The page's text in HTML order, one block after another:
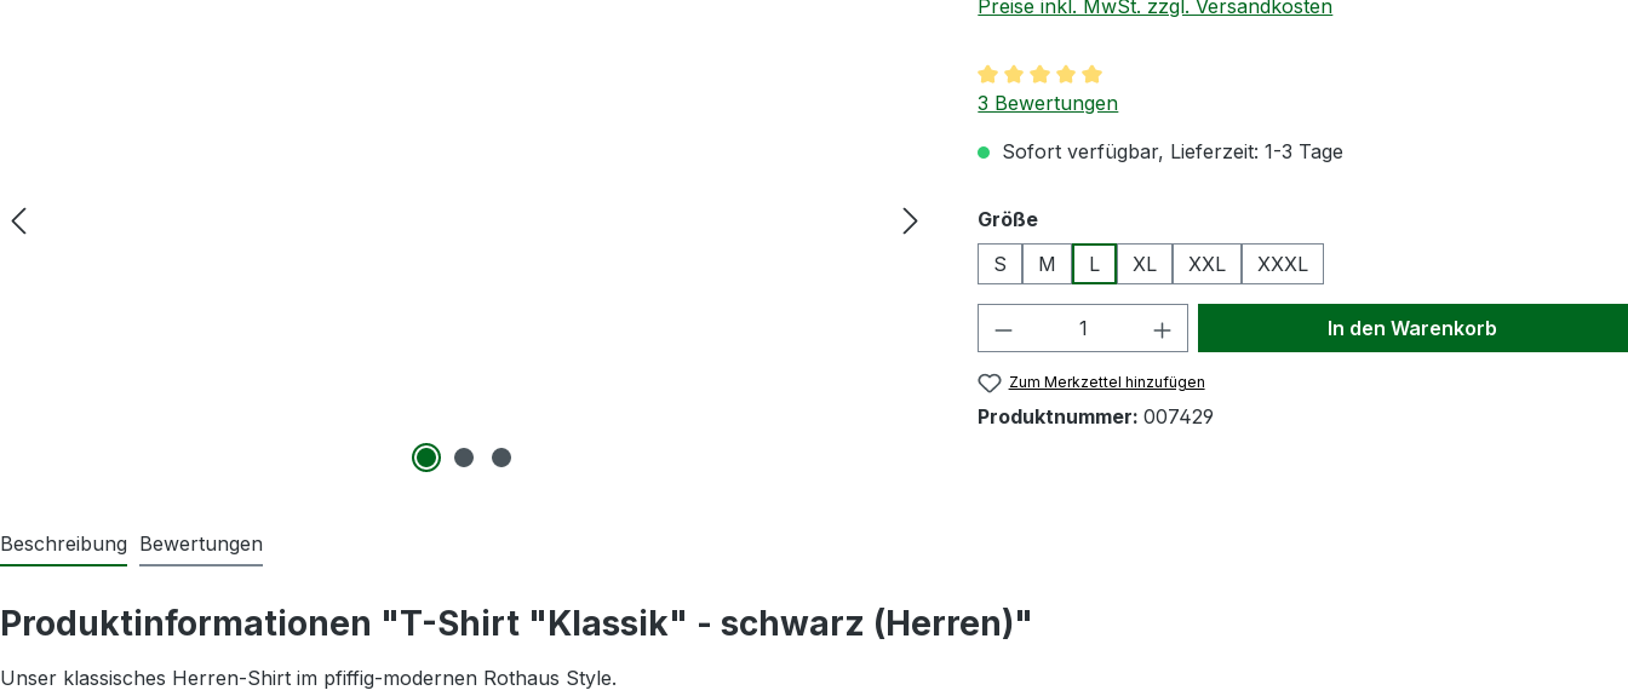
Preise inkl. MwSt. zzgl. Versandkosten
Durchschnittliche Bewertung von 5 von 5 Sternen
3 Bewertungen
Sofort verfügbar, Lieferzeit: 1-3 Tage
Größeauswählen
S
M L XL XXL XXXL
Produkt Anzahl: Gib den gewünschten Wert
In den Warenkorb
Zum Merkzettel hinzufügen
Produktnummer:007429
Beschreibung Bewertungen
Produktinformationen "T-Shirt "Klassik" - schwarz (Herren)"
Unser klassisches Herren-Shirt im pfiffig-modernen Rothaus Style.